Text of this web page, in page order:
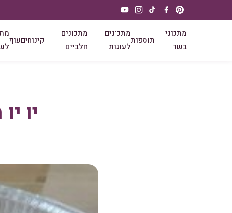
מתכוני
בשר
תוספות
מתכונים
לעוגות
מתכונים
חלביים
קינוחיםעוף
יו